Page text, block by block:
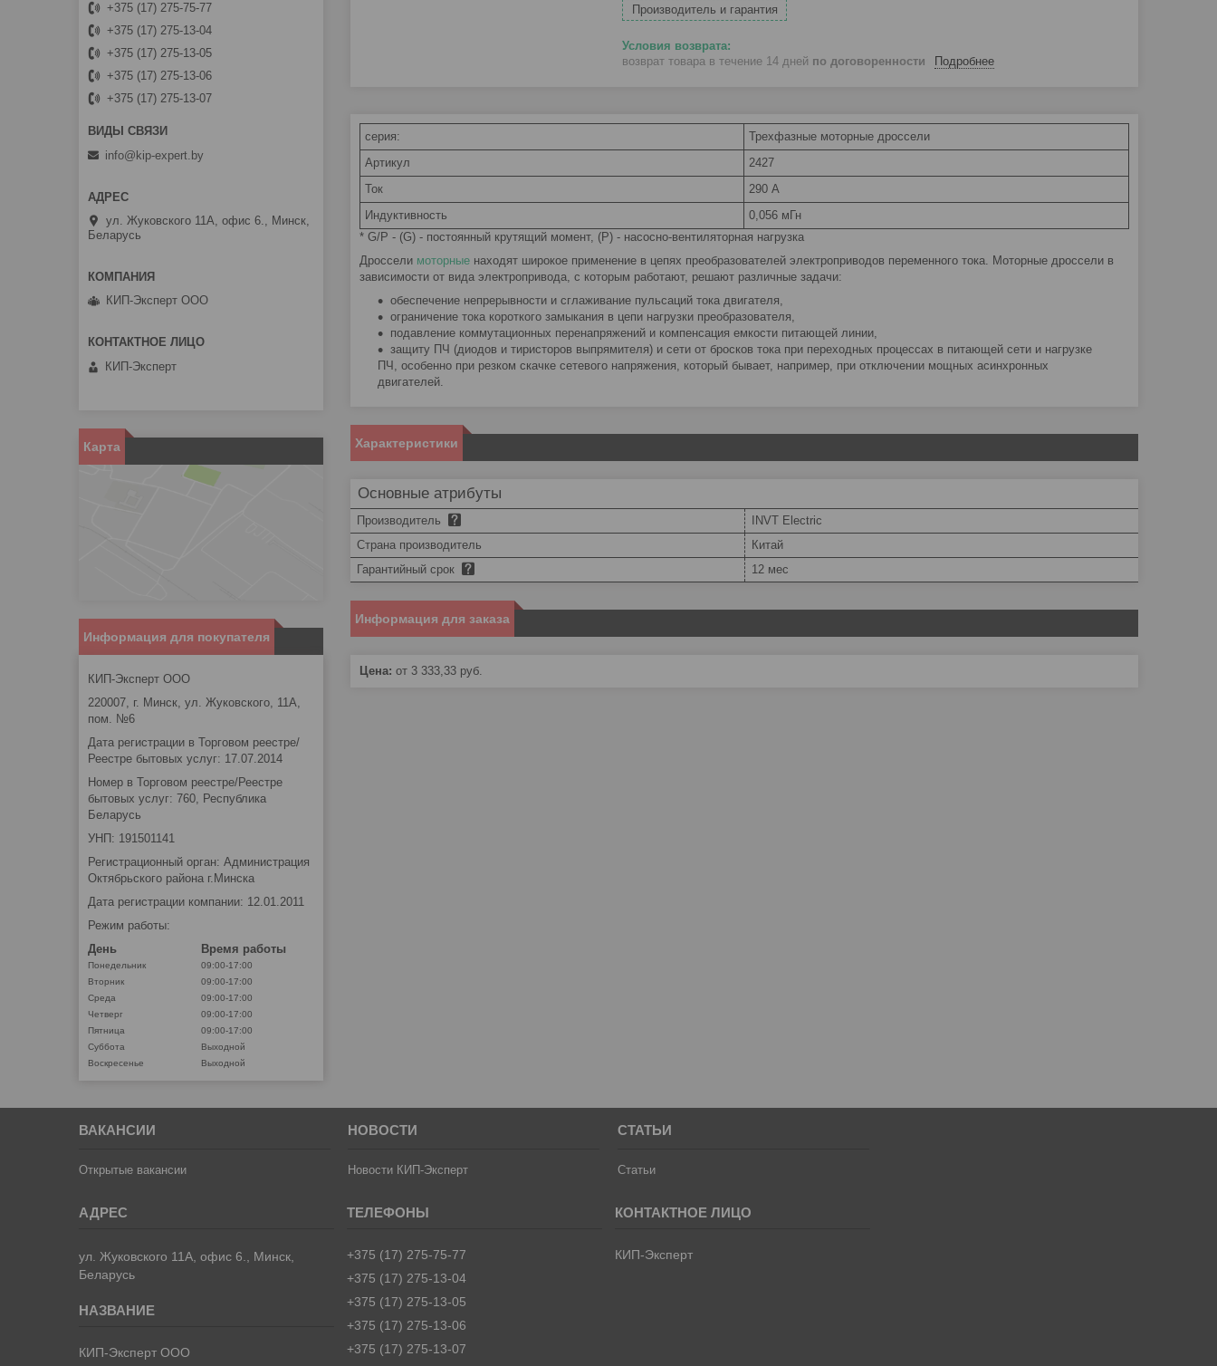
Производитель и гарантия
возврат товара в течение 14 дней по договоренности Подробнее
серия:
Трехфазные моторные дроссели
Артикул
2427
Ток
290 А
Индуктивность
0,056 мГн
* G/P - (G) - постоянный крутящий момент, (Р) - насосно-вентиляторная нагрузка
Дроссели моторные находят широкое применение в цепях преобразователей электроприводов переменного тока. Моторные дроссели в
зависимости от вида электропривода, с которым работают, решают различные задачи:
обеспечение непрерывности и сглаживание пульсаций тока двигателя,
ограничение тока короткого замыкания в цепи нагрузки преобразователя,
подавление коммутационных перенапряжений и компенсация емкости питающей линии,
защиту ПЧ (диодов и тиристоров выпрямителя) и сети от бросков тока при переходных процессах в питающей сети и нагрузке
ПЧ, особенно при резком скачке сетевого напряжения, который бывает, например, при отключении мощных асинхронных
двигателей.
Характеристики
Основные атрибуты
Производитель
INVT Electric
Страна производитель
Китай
Гарантийный срок
12 мес
Информация для заказа
Цена: от 3 333,33 руб.
+375 (17) 275-75-77
+375 (17) 275-13-04
+375 (17) 275-13-05
+375 (17) 275-13-06
+375 (17) 275-13-07
info@kip-expert.by
ул. Жуковского 11А, офис 6., Минск,
Беларусь
КИП-Эксперт ООО
КИП-Эксперт
Карта
Информация для покупателя
КИП-Эксперт ООО
220007, г. Минск, ул. Жуковского, 11А,
пом. №6
Дата регистрации в Торговом реестре/
Реестре бытовых услуг: 17.07.2014
Номер в Торговом реестре/Реестре
бытовых услуг: 760, Республика
Беларусь
УНП: 191501141
Регистрационный орган: Администрация
Октябрьского района г.Минска
Дата регистрации компании: 12.01.2011
Режим работы:
День
Время работы
Понедельник
09:00-17:00
Вторник
09:00-17:00
Среда
09:00-17:00
Четверг
09:00-17:00
Пятница
09:00-17:00
Суббота
Выходной
Воскресенье
Выходной
ВАКАНСИИ
Открытые вакансии
НОВОСТИ
Новости КИП-Эксперт
СТАТЬИ
Статьи
ул. Жуковского 11А, офис 6., Минск,
Беларусь
КИП-Эксперт ООО
+375 (17) 275-75-77
+375 (17) 275-13-04
+375 (17) 275-13-05
+375 (17) 275-13-06
+375 (17) 275-13-07
КИП-Эксперт